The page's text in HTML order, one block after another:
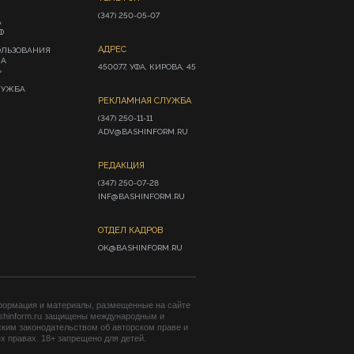
(347) 250-05-07
АДРЕС
450077, УФА, КИРОВА, 45
РЕКЛАМНАЯ СЛУЖБА
(347) 250-11-11
ADV@BASHINFORM.RU
РЕДАКЦИЯ
(347) 250-07-28
INF@BASHINFORM.RU
ОТДЕЛ КАДРОВ
OK@BASHINFORM.RU
и материалы, размещенные на сайте
защищены международным и
законодательством об авторском праве и
правах. 18+ запрещено для детей.